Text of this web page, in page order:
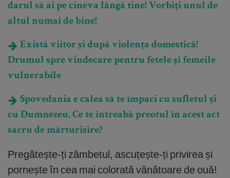
darul să ai pe cineva lângă tine! Vorbiți unul de
altul numai de bine!
Există viitor și după violența domestică!
Drumul spre vindecare pentru fetele și femeile
vulnerabile
Spovedania e calea să te împaci cu sufletul și
cu Dumnezeu. Ce te întreabă preotul în acest act
sacru de mărturisire?
Pregătește-ți zâmbetul, ascuțește-ți privirea și
pornește în cea mai colorată vânătoare de ouă!